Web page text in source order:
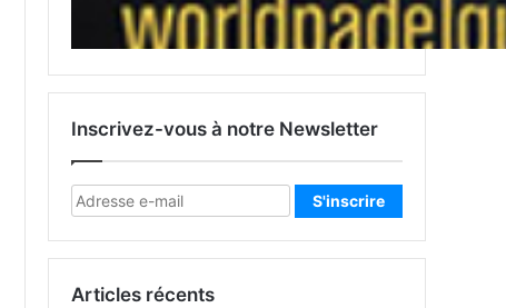
Inscrivez-vous à notre Newsletter
Articles récents